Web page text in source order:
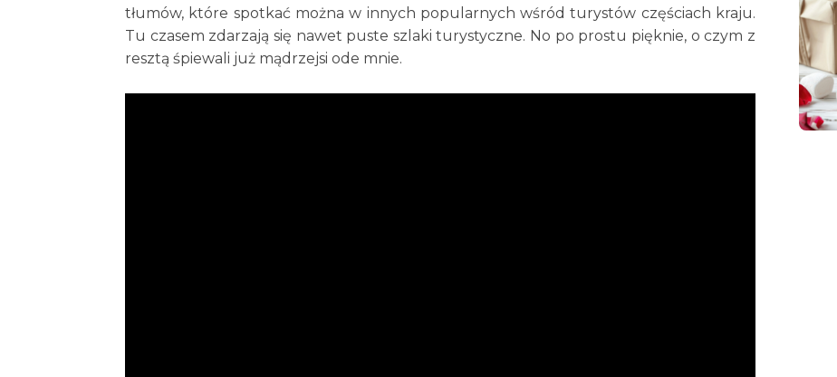
tłumów, które spotkać można w innych popularnych wśród turystów częściach kraju.
Tu czasem zdarzają się nawet puste szlaki turystyczne. No po prostu pięknie, o czym z
resztą śpiewali już mądrzejsi ode mnie.